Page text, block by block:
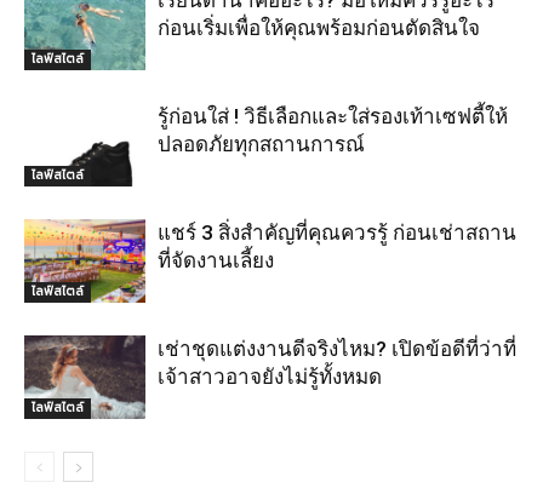
ไลฟ์สไตล์
ก่อนเริ่มเพื่อให้คุณพร้อมก่อนตัดสินใจ
ไลฟ์สไตล์
รู้ก่อนใส่ ! วิธีเลือกและใส่รองเท้าเซฟตี้ให้
ปลอดภัยทุกสถานการณ์
ไลฟ์สไตล์
แชร์ 3 สิ่งสำคัญที่คุณควรรู้ ก่อนเช่าสถาน
ที่จัดงานเลี้ยง
ไลฟ์สไตล์
เช่าชุดแต่งงานดีจริงไหม? เปิดข้อดีที่ว่าที่
เจ้าสาวอาจยังไม่รู้ทั้งหมด